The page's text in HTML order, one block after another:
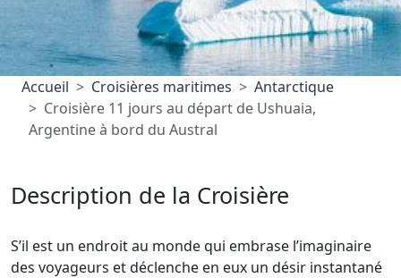
Accueil Croisières maritimes
Antarctique
Croisière 11 jours au départ de Ushuaia,
Argentine à bord du Austral
Description de la Croisière
S’il est un endroit au monde qui embrase l’imaginaire
des voyageurs et déclenche en eux un désir instantané